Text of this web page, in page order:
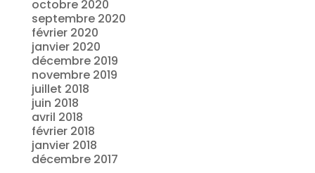
octobre 2020
septembre 2020
février 2020
janvier 2020
décembre 2019
novembre 2019
juillet 2018
juin 2018
avril 2018
février 2018
janvier 2018
décembre 2017